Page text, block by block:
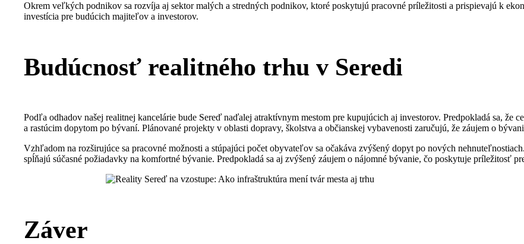
Okrem veľkých podnikov sa rozvíja aj sektor malých a stredných podnikov, ktoré poskytujú pracovné príležitosti a prispievajú k
investícia pre budúcich majiteľov a investorov.
Budúcnosť realitného trhu v Seredi
Podľa odhadov našej realitnej kancelárie bude Sereď naďalej atraktívnym mestom pre kupujúcich aj investorov. Predpokladá sa,
a rastúcim dopytom po bývaní. Plánované projekty v oblasti dopravy, školstva a občianskej vybavenosti zaručujú, že záujem o
Vzhľadom na rozširujúce sa pracovné možnosti a stúpajúci počet obyvateľov sa očakáva zvýšený dopyt po nových
spĺňajú súčasné požiadavky na komfortné bývanie. Predpokladá sa aj zvýšený záujem o nájomné bývanie, čo poskytuje príležitosť
Záver